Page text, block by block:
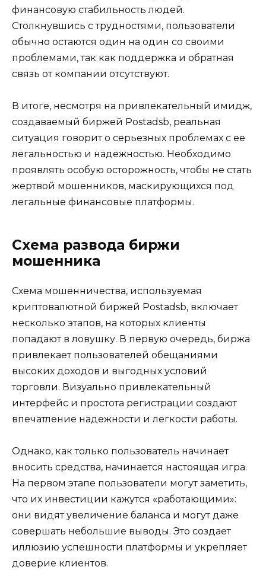
финансовую стабильность людей.
Столкнувшись с трудностями, пользователи
обычно остаются один на один со своими
проблемами, так как поддержка и обратная
связь от компании отсутствуют.
В итоге, несмотря на привлекательный имидж,
создаваемый биржей Postadsb, реальная
ситуация говорит о серьезных проблемах с ее
легальностью и надежностью. Необходимо
проявлять особую осторожность, чтобы не стать
жертвой мошенников, маскирующихся под
легальные финансовые платформы.
Схема развода биржи
мошенника
Схема мошенничества, используемая
криптовалютной биржей Postadsb, включает
несколько этапов, на которых клиенты
попадают в ловушку. В первую очередь, биржа
привлекает пользователей обещаниями
высоких доходов и выгодных условий
торговли. Визуально привлекательный
интерфейс и простота регистрации создают
впечатление надежности и легкости работы.
Однако, как только пользователь начинает
вносить средства, начинается настоящая игра.
На первом этапе пользователи могут заметить,
что их инвестиции кажутся «работающими»:
они видят увеличение баланса и могут даже
совершать небольшие выводы. Это создает
иллюзию успешности платформы и укрепляет
доверие клиентов.